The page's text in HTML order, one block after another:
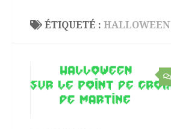
ÉTIQUETÉ : HALLOWEEN